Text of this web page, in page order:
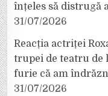
înțeles să distrugă
31/07/2026
Reacția actriței
trupei de teatru de
furie că am
31/07/2026